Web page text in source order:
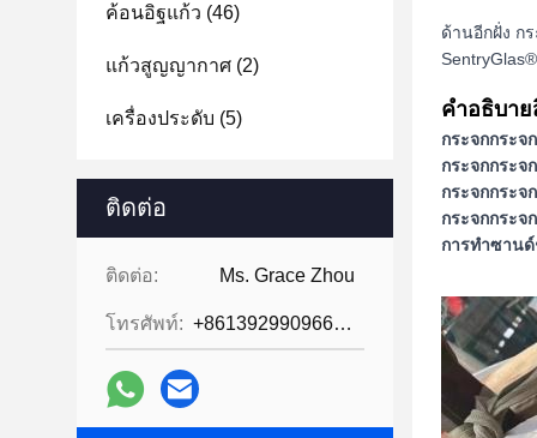
ค้อนอิฐแก้ว (46)
แก้วสูญญากาศ (2)
เครื่องประดับ (5)
ติดต่อ
ติดต่อ: Ms. Grace Zhou
โทรศัพท์: +8613929909663--13690711186
ด้านอีกฝั่ง ก
คําอธิบา
กระจกกระจ
กระจกกระจ
กระจกกระจ
กระจกกระจ
การทําซาน